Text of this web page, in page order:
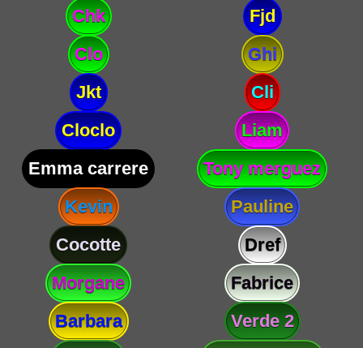
Chk
Fjd
Clo
Ghi
Jkt
Cli
Cloclo
Liam
Emma carrere
Tony merguez
Kevin
Pauline
Cocotte
Dref
Morgane
Fabrice
Barbara
Verde 2